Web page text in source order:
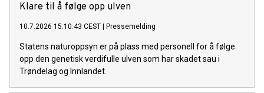
Klare til å følge opp ulven
10.7.2026 15:10:43 CEST | Pressemelding
Statens naturoppsyn er på plass med personell for å følge
opp den genetisk verdifulle ulven som har skadet sau i
Trøndelag og Innlandet.